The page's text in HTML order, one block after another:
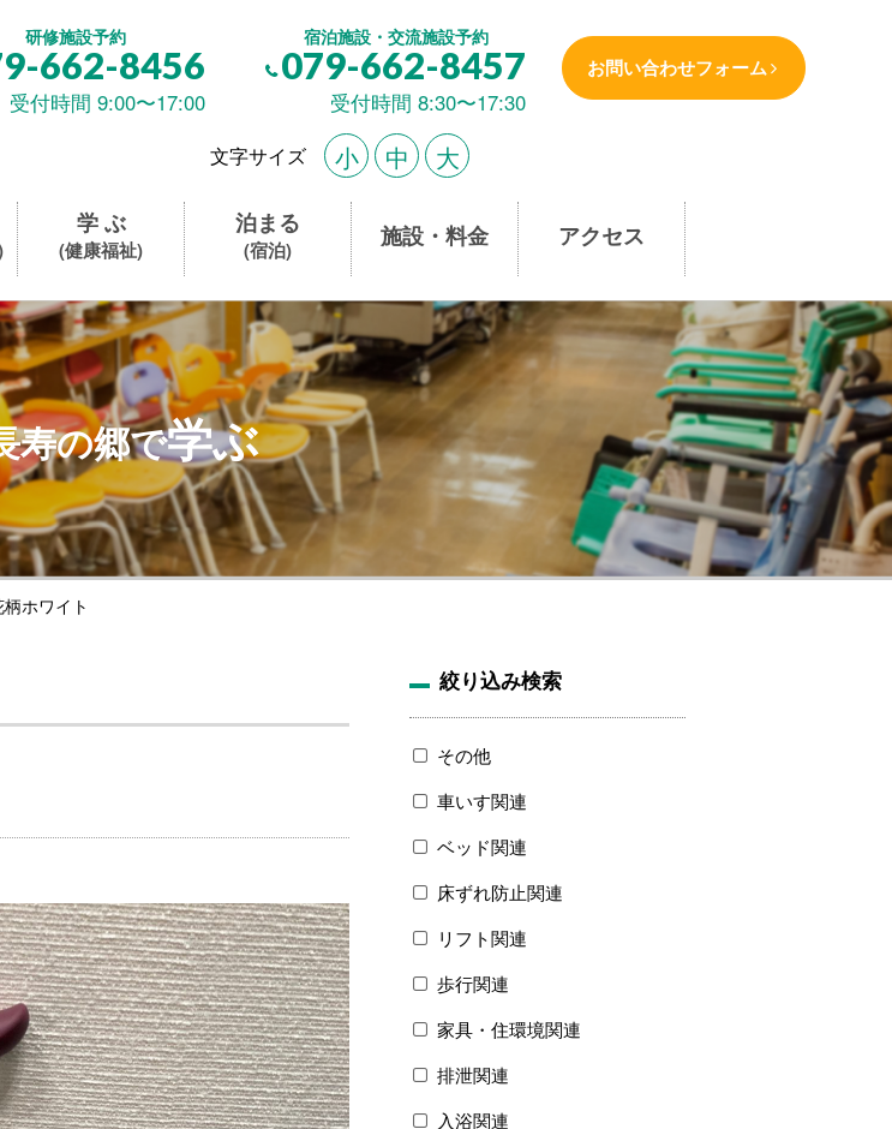
研修施設予約
662-8456
受付時間 9:00〜17:00
宿泊施設・交流施設予約
079-662-8457
受付時間 8:30〜17:30
お問い合わせフォーム
文字サイズ 小 中 大
学 ぶ
(健康福祉)
泊まる
(宿泊) 施設・料金 アクセス
寿の郷で学ぶ
ホワイト
絞り込み検索
その他
車いす関連
ベッド関連
床ずれ防止関連
リフト関連
歩行関連
家具・住環境関連
排泄関連
入浴関連